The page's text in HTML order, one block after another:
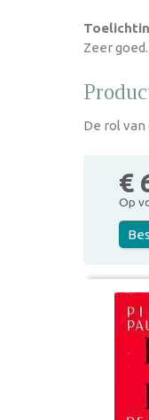
Zeer goed.
De rol van
€
Op